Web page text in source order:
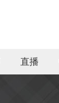
直播